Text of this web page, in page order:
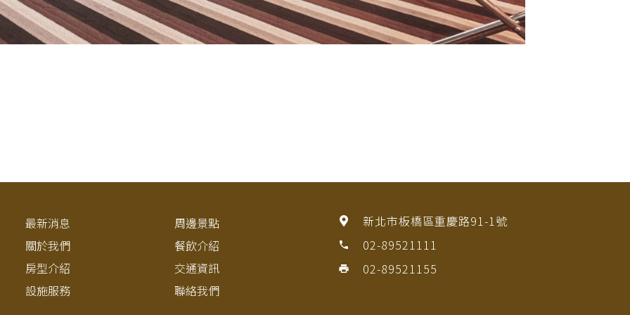
最新消息
關於我們
房型介紹
設施服務
周邊景點
餐飲介紹
交通資訊
聯絡我們
新北市板橋區重慶路91-1號
phone 02-89521111
print 02-89521155